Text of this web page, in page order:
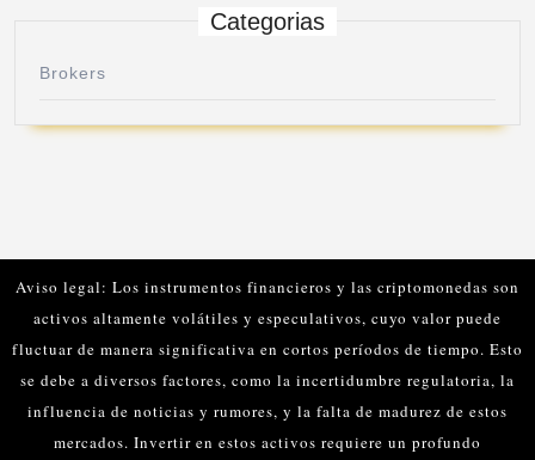
Categorias
Brokers
Aviso legal: Los instrumentos financieros y las criptomonedas son
activos altamente volátiles y especulativos, cuyo valor puede
fluctuar de manera significativa en cortos períodos de tiempo. Esto
se debe a diversos factores, como la incertidumbre regulatoria, la
influencia de noticias y rumores, y la falta de madurez de estos
mercados. Invertir en estos activos requiere un profundo